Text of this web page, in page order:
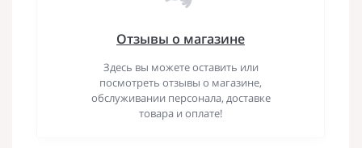
Отзывы о магазине
Здесь вы можете оставить или
посмотреть отзывы о магазине,
обслуживании персонала, доставке
товара и оплате!